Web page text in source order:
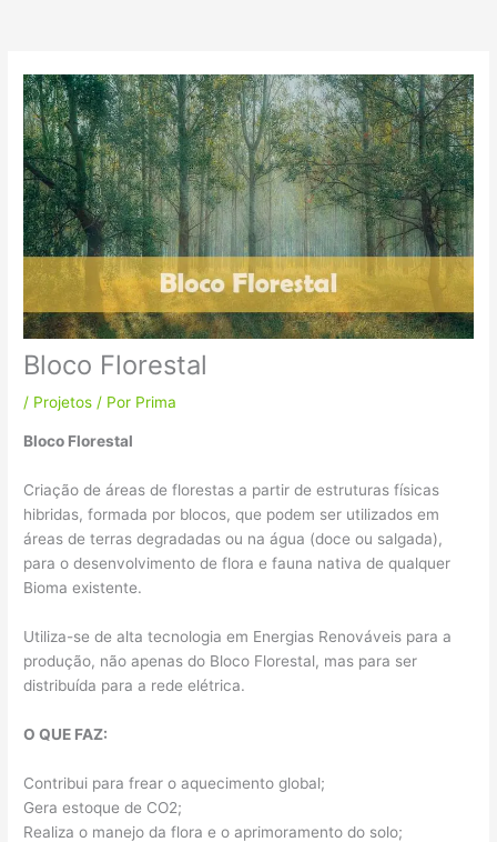
Bloco Florestal
/ Projetos / Por Prima
Bloco Florestal
Criação de áreas de florestas a partir de estruturas físicas
hibridas, formada por blocos, que podem ser utilizados em
áreas de terras degradadas ou na água (doce ou salgada),
para o desenvolvimento de flora e fauna nativa de qualquer
Bioma existente.
Utiliza-se de alta tecnologia em Energias Renováveis para a
produção, não apenas do Bloco Florestal, mas para ser
distribuída para a rede elétrica.
O QUE FAZ:
Contribui para frear o aquecimento global;
Gera estoque de CO2;
Realiza o manejo da flora e o aprimoramento do solo;